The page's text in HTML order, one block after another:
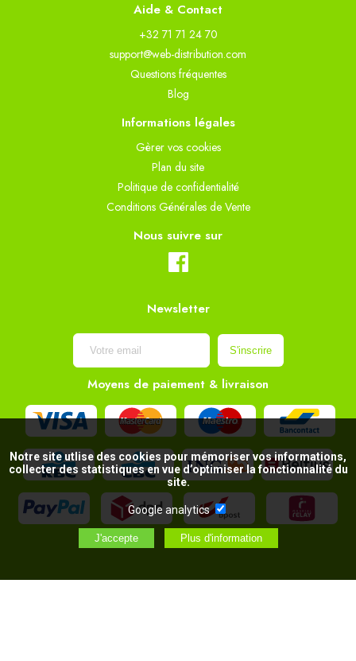
Aide & Contact
+32 71 71 24 70
support@web-distribution.com
Questions fréquentes
Blog
Informations légales
Gèrer vos cookies
Plan du site
Politique de confidentialité
Conditions Générales de Vente
Nous suivre sur
Newsletter
Moyens de paiement & livraison
Notre site utlise des cookies pour mémoriser vos informations,
collecter des statistiques en vue d’optimiser la fonctionnalité du
site.
Google analytics